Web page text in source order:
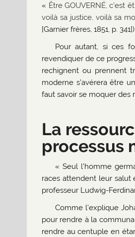
« Être GOUVERNÉ, c’est
voilà sa justice, voilà sa
[Garnier frères, 1851, p. 341]).
Pour autant, si ces
revendiquer de ce
rechignent ou prennent
moderne s’avérera être
faut savoir se moquer des
La
processus
« Seul l’homme
races attendent leur salut
professeur Ludwig-
Comme l’explique
pour rendre à la
rendre au centuple en